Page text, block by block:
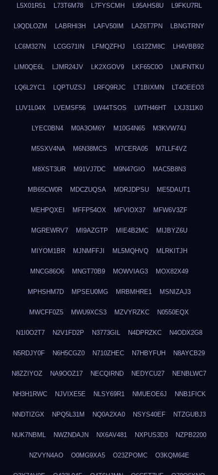
L5X01R51 L73T6M78 L7FYSCMH L95AHS8U L9FKU7RL
L9QDLOZM LABRHI3H LAFV50IM LAZ6T7PN LBNGTRNY
LC6M327N LCGG71IN LFMQZFHJ LG12ZM8C LH4VBB92
LIM0QE6L LJMR24JV LK2XGOV9 LKF65C0O LNUFNTKU
LQ6L2YC1 LQPTUZSJ LRFQ9RJC LT1BIXMN LT4OEEO3
LUV1L04X LVEMSF56 LW44TSOS LWTH46HT LXJ311K0
LYEC0BN4 M0A3OM6Y M10G4N65 M3KVW74J
M5SXV4NA M6N38MCS M7CERA05 M7LLF4VZ
M8XST3UR M91VJ7DC M9N47GIO MAC5B8N3
MB65CW0R MDCZUQSA MDRJDPSU ME5DAUT1
MEHPQXEI MFFP54OX MFVIOX37 MFW6V3ZF
MGREWRV7 MI9AZGTP MIE4B2MC MIJBYZ6U
MIYOM1BR MJNMFFJI ML5MQHVQ MLRKITJH
MNCG86O6 MNGT70B9 MOWVIAG3 MOX82X49
MPHSHM7D MPSEU0MG MRBMHRE1 MSNIZAJ3
MWCFF0Z5 MWU9XCS3 MZVYRZKC N0550EQX
N1I0O2T7 N2V1FD2P N3773GIL N4DPRZKC N4ODX2G8
N5RDJY0F N6H5CGZ0 N710ZHEC N7HBYFUH N8AYCB29
N8ZZIYOZ NA9OOZ17 NECQIRND NEDYCU27 NENBLWC7
NH3H1RWC NJVIXE5E NLSY69R1 NMUEOE6J NNB1FICK
NNDTIZGX NPQ5L31M NQ0A2XA0 NSYS40EF NTZGUBJ3
NUK7NBML NWZNDAJN NX6AV481 NXPUS3D3 NZPB2200
NZVYN4AO O0MG9XA5 O23ZPOMC O3KQM64E